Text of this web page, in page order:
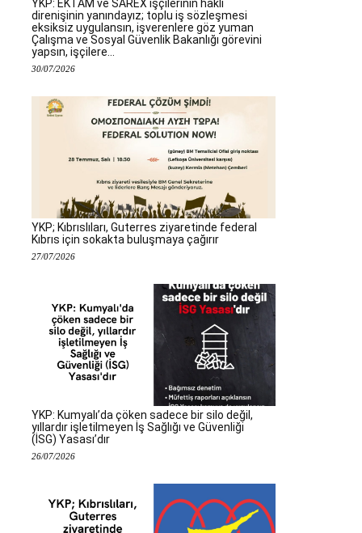
YKP: EKTAM ve SAREX işçilerinin haklı
direnişinin yanındayız; toplu iş sözleşmesi
eksiksiz uygulansın, işverenlere göz yuman
Çalışma ve Sosyal Güvenlik Bakanlığı görevini
yapsın, işçilere...
30/07/2026
YKP; Kıbrıslıları, Guterres ziyaretinde federal
Kıbrıs için sokakta buluşmaya çağırır
27/07/2026
YKP: Kumyalı’da çöken sadece bir silo değil,
yıllardır işletilmeyen İş Sağlığı ve Güvenliği
(İSG) Yasası’dır
26/07/2026